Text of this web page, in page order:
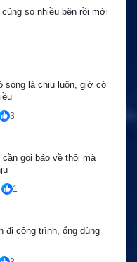
so nhiều bên rồi mới
là chịu luôn, giờ có
3
gọi báo về thôi mà
1
đi công trình, ổng dùng